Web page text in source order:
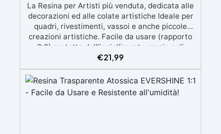
La Resina per Artisti più venduta, dedicata alle
decorazioni ed alle colate artistiche Ideale per
quadri, rivestimenti, vassoi e anche piccole
creazioni artistiche. Facile da usare (rapporto
3:2) protetta dall’ingiallimento grazie agli
speciali filtri UV Formula densa : non cola via,
mantenendo i design precisi e puliti. Indurisce
in 12-24h garantendo una superficie lucida e
brillante
€21,99